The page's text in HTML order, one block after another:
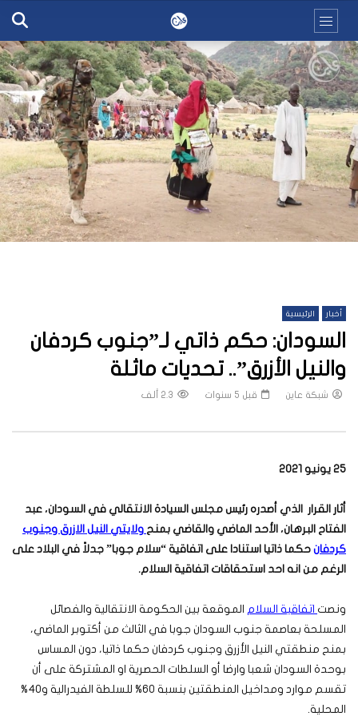
أخبار الرئيسية
السودان: حكم ذاتي لـ”جنوب كردفان
والنيل الأزرق”.. تحديات ماثلة
شبكة عاين قبل 5 سنوات 2.3 ألف
25 يونيو 2021
أثار القرار الذي أصدره رئيس مجلس السيادة الانتقالي في السودان، عبد
الفتاح البرهان، الأحد الماضي والقاضي بمنح ولايتي النيل الازرق وجنوب
كردفان حكما ذاتيا استنادا على اتفاقية “سلام جوبا” جدلاً في البلاد على
الرغم من انه احد استحقاقات اتفاقية السلام.
ونصت اتفاقية السلام
الموقعة بين الحكومة الانتقالية والفصائل
المسلحة بعاصمة جنوب السودان جوبا في الثالث من أكتوبر الماضي،
بمنح منطقتي النيل الأزرق وجنوب كردفان حكما ذاتيا، دون المساس
بوحدة السودان شعبا وارضا أو السلطات الحصرية او المشتركة على أن
تقسم موارد ومداخيل المنطقتين بنسبة 60% للسلطة الفيدرالية و40%
المحلية.